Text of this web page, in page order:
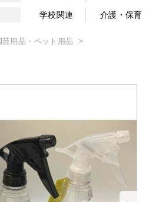
学校関連 介護・保育
芸用品・ペット用品